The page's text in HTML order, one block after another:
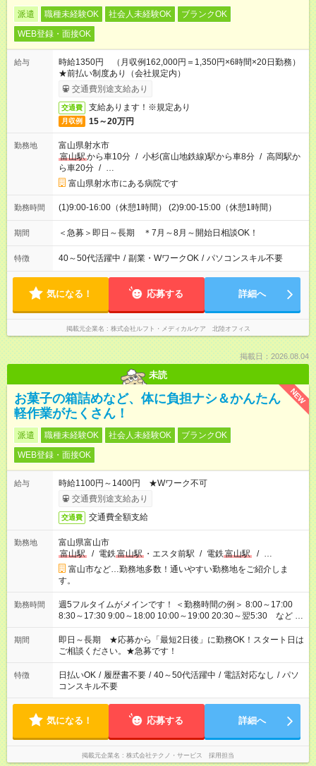
派遣 職種未経験OK 社会人未経験OK
ブランクOK
WEB登録・面接OK
給与
時給1350円 （月収例162,000円＝1,350円×6時間×20日勤務）
★前払い制度あり（会社規定内）
交通費別途支給あり
交通費 支給あります！※規定あり
月収例 15～20万円
勤務地
富山県射水市
富山駅から車10分 / 小杉(富山地鉄線)駅から車8分 / 高岡駅か
ら車20分 / …
富山県射水市にある病院です
勤務時間 (1)9:00-16:00（休憩1時間） (2)9:00-15:00（休憩1時間）
期間 ＜急募＞即日～長期 ＊7月～8月～開始日相談OK！
特徴 40～50代活躍中 / 副業・WワークOK / パソコンスキル不要
気になる！ 応募する 詳細へ
掲載元企業名 株式会社ルフト・メディカルケア 北陸オフィス
掲載日：2026.08.04
未読
NEW
お菓子の箱詰めなど、体に負担ナシ＆かんたん
軽作業がたくさん！
派遣 職種未経験OK 社会人未経験OK
ブランクOK
WEB登録・面接OK
給与
時給1100円～1400円 ★Wワーク不可
交通費別途支給あり
交通費 交通費全額支給
勤務地
富山県富山市
富山駅
/ 電鉄 富山駅 ・エスタ前駅 / 電鉄 富山駅 / …
富山市など…勤務地多数！通いやすい勤務地をご紹介しま
す。
勤務時間
週5フルタイムがメインです！ ＜勤務時間の例＞ 8:00～17:00
8:30～17:30 9:00～18:00 10:00～19:00 20:30～翌5:30 など ★
その他にも勤務時間多数！ 日勤のみ、残業なし、交替制など
ご希望を教えてください！
期間
即日～長期 ★応募から「最短2日後」に勤務OK！スタート日は
ご相談ください。★急募です！
特徴 日払いOK / 履歴書不要 / 40～50代活躍中 / 電話対応なし / パソ
コンスキル不要
気になる！ 応募する 詳細へ
掲載元企業名 株式会社テクノ・サービス 採用担当